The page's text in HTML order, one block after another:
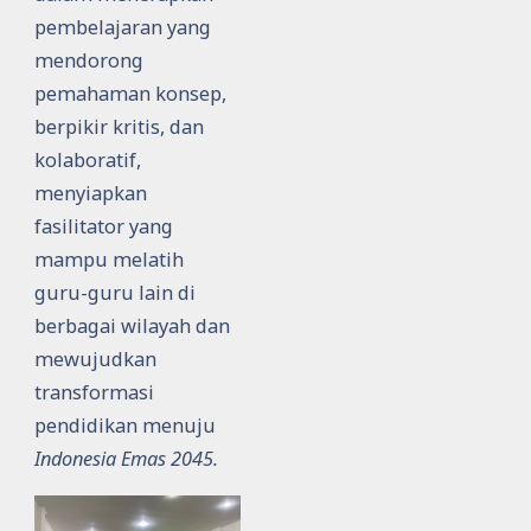
pembelajaran yang
mendorong
pemahaman konsep,
berpikir kritis, dan
kolaboratif,
menyiapkan
fasilitator yang
mampu melatih
guru-guru lain di
berbagai wilayah dan
mewujudkan
transformasi
pendidikan menuju
Indonesia Emas 2045.